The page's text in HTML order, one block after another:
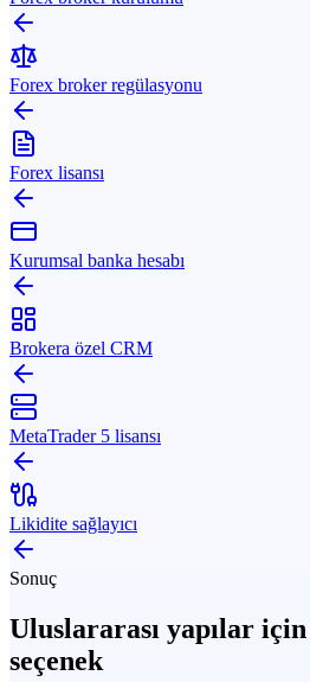
Forex broker regülasyonu
Forex lisansı
Kurumsal banka hesabı
Brokera özel CRM
MetaTrader 5 lisansı
Likidite sağlayıcı
Sonuç
Uluslararası yapılar
seçenek